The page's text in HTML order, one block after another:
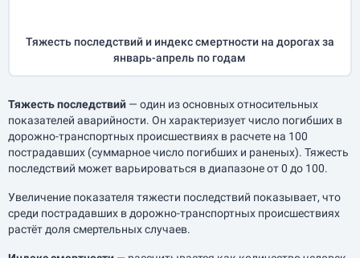
Тяжесть последствий и индекс смертности на дорогах за
январь-апрель по годам
Тяжесть последствий — один из основных относительных
показателей аварийности. Он характеризует число погибших в
дорожно-транспортных происшествиях в расчете на 100
пострадавших (суммарное число погибших и раненых). Тяжесть
последствий может варьироваться в диапазоне от 0 до 100.
Увеличение показателя тяжести последствий показывает, что
среди пострадавших в дорожно-транспортных происшествиях
растёт доля смертельных случаев.